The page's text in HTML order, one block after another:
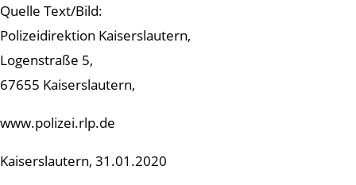
Quelle Text/Bild:
Polizeidirektion Kaiserslautern,
Logenstraße 5,
67655 Kaiserslautern,
www.polizei.rlp.de
Kaiserslautern, 31.01.2020